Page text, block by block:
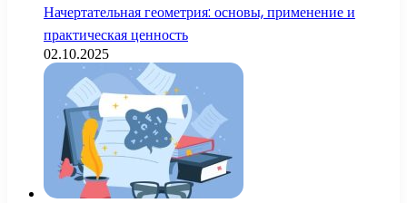
Начертательная геометрия: основы, применение и
практическая ценность
02.10.2025